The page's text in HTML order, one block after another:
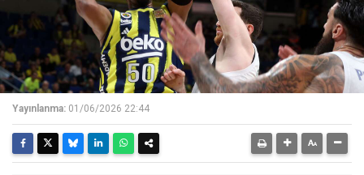
Yayınlanma: 01/06/2026 22:44